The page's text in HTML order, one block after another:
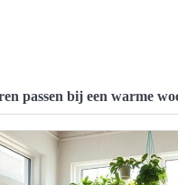
passen bij een warme